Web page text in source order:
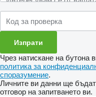
Чрез натискане на бутона
политика за
споразумение.
Личните ви данни ще
отговор на запитването ви.